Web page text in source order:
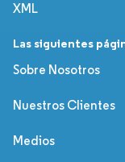
XML
Las siguientes
Sobre Nosotros
Nuestros Clientes
Medios